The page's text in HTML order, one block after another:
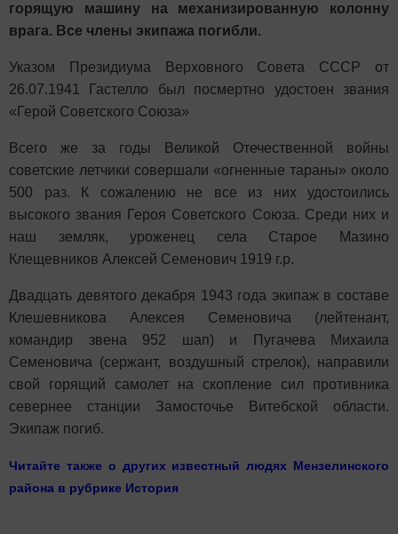
горящую машину на механизированную колонну
врага. Все члены экипажа погибли.
Указом Президиума Верховного Совета СССР от
26.07.1941 Гастелло был посмертно удостоен звания
«Герой Советского Союза»
Всего же за годы Великой Отечественной войны
советские летчики совершали «огненные тараны» около
500 раз. К сожалению не все из них удостоились
высокого звания Героя Советского Союза. Среди них и
наш земляк, уроженец села Старое Мазино
Клещевников Алексей Семенович 1919 г.р.
Двадцать девятого декабря 1943 года экипаж в составе
Клешевникова Алексея Семеновича (лейтенант,
командир звена 952 шап) и Пугачева Михаила
Семеновича (сержант, воздушный стрелок), направили
свой горящий самолет на скопление сил противника
севернее станции Замосточье Витебской области.
Экипаж погиб.
Читайте также о других известный людях Мензелинского
района в рубрике История